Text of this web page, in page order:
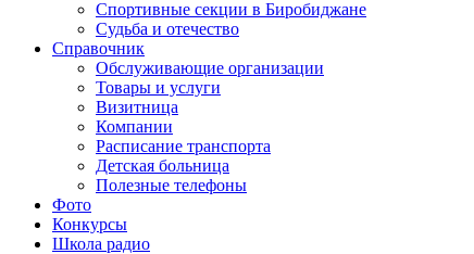
Спортивные секции в Биробиджане
Судьба и отечество
Справочник
Обслуживающие организации
Товары и услуги
Визитница
Компании
Расписание транспорта
Детская больница
Полезные телефоны
Фото
Конкурсы
Школа радио